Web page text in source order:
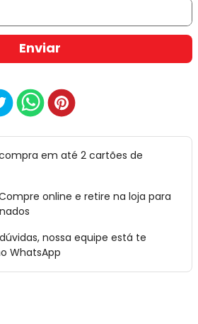
Enviar
em até 2 cartões de
online e retire na loja para
nossa equipe está te
WhatsApp